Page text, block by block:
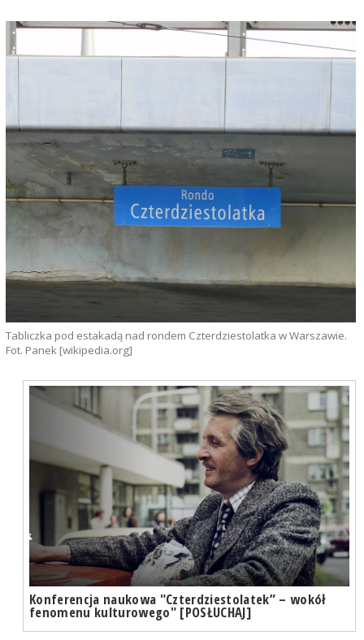
Tabliczka pod estakadą nad rondem Czterdziestolatka w Warszawie.
Fot. Panek [wikipedia.org]
Konferencja naukowa "Czterdziestolatek” – wokół
fenomenu kulturowego" [POSŁUCHAJ]